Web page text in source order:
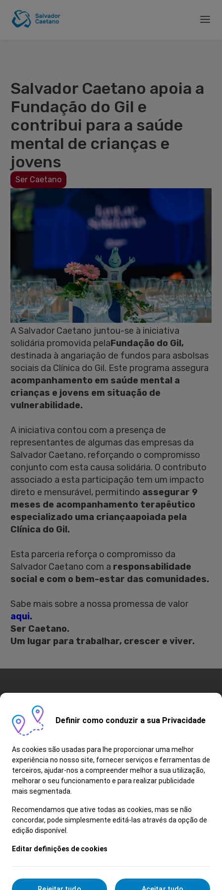
Salvador Caetano apoia a
Fundação do Gil e
contribui para a saúde
mental de crianças e
jovens
Ser Caetano
A Salvador Caetano juntou-se à iniciativa
solidária promovida pelaFundação do Gil,
destinada à angariação de fundos para asbolsas
sociais da Clínica do Gil. Este programa assegura
acompanhamento em saúde mental a
crianças e jovens em situação de
vulnerabilidade.
A iniciativa contou com a presença de
representantes de algumas das empresas da
Salvador Caetano, reforçando o compromisso
conjunto com esta causa solidária. O contributo
associado a esta participação tem um impacto
direto e mensurável, permitindo assegurar 9
meses de acompanhamento terapêutico
especializado uma criançaapoiada pela
Clínica do Gil.
Esta parceria reforça o compromisso da
Salvador Caetano com a responsabilidade
social e com o bem-estar das comunidades.
Sabe mais sobre a nossa promessa de valor
aqui.
Ser Caetano.
Um lugar para trabalhar, crescer e viver.
+351 227 867 000
recrutamento@salvadorcaetano.pt
FAQ
Salvador Caetano © 2026 Todos os direitos
Política de Privacidade
Cookies
Definir como conduzir a sua Privacidade
As cookies são usadas para lhe proporcionar uma melhor
experiência no nosso site, fornecer serviços e ferramentas de
terceiros, ajudar-nos a compreender melhor a sua utilização,
melhorar o seu funcionamento e para realizar publicidade
mais segmentada.
Recomendamos que ative todas as cookies, mas se não
concordar, pode simplesmente editá-las através da opção de
edição disponível.
Editar definições de cookies